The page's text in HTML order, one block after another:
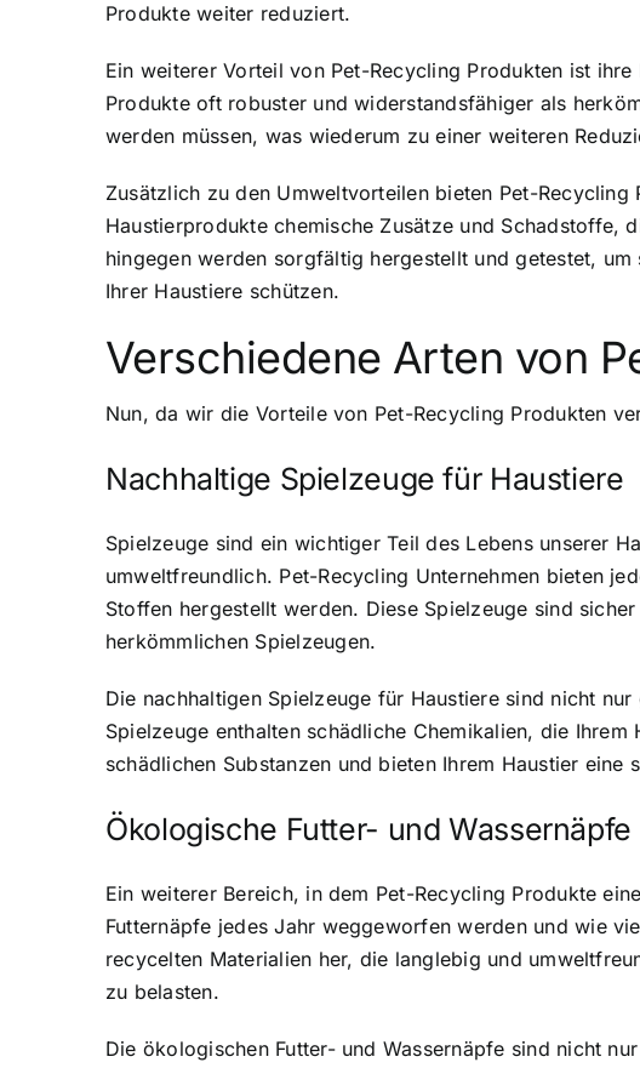
Produkte weiter reduziert.
Ein weiterer Vorteil von Pet-Recycling Produkten ist
Produkte oft robuster und widerstandsfähiger als
werden müssen, was wiederum zu einer weiteren
Zusätzlich zu den Umweltvorteilen bieten Pet-
Haustierprodukte chemische Zusätze und Schadstoffe,
hingegen werden sorgfältig hergestellt und getestet,
Ihrer Haustiere schützen.
Verschiedene Arten von
Nun, da wir die Vorteile von Pet-Recycling Produkten
Nachhaltige Spielzeuge für Haustiere
Spielzeuge sind ein wichtiger Teil des Lebens unserer
umweltfreundlich. Pet-Recycling Unternehmen bieten
Stoffen hergestellt werden. Diese Spielzeuge sind
herkömmlichen Spielzeugen.
Die nachhaltigen Spielzeuge für Haustiere sind nicht
Spielzeuge enthalten schädliche Chemikalien, die
schädlichen Substanzen und bieten Ihrem Haustier eine
Ökologische Futter- und Wassernäpfe
Ein weiterer Bereich, in dem Pet-Recycling Produkte
Futternäpfe jedes Jahr weggeworfen werden und wie
recycelten Materialien her, die langlebig und
zu belasten.
Die ökologischen Futter- und Wassernäpfe sind nicht